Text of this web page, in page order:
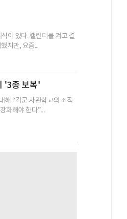
이 있다. 캘린더를 켜고 결
지만, 요즘...
'3종 보복'
해 “각군 사관학교의 조직
화해야 한다”...